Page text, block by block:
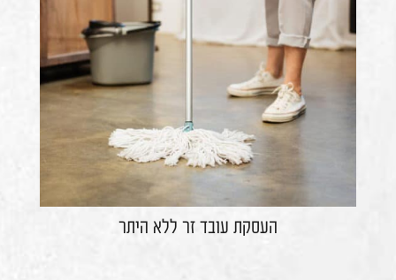
העסקת עובד זר ללא היתר